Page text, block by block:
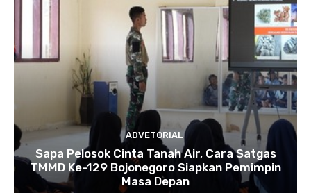
ADVETORIAL
Sapa Pelosok Cinta Tanah Air, Cara Satgas
TMMD Ke-129 Bojonegoro Siapkan Pemimpin
Masa Depan